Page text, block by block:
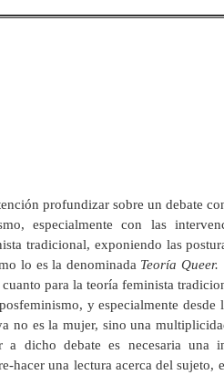
profundizar sobre un debate
especialmente con las
tradicional, exponiendo las
lo es la denominada Teoría Queer.
para la teoría feminista
y especialmente
no es la mujer, sino una
a dicho debate es necesaria una
hacer una lectura acerca del sujeto,